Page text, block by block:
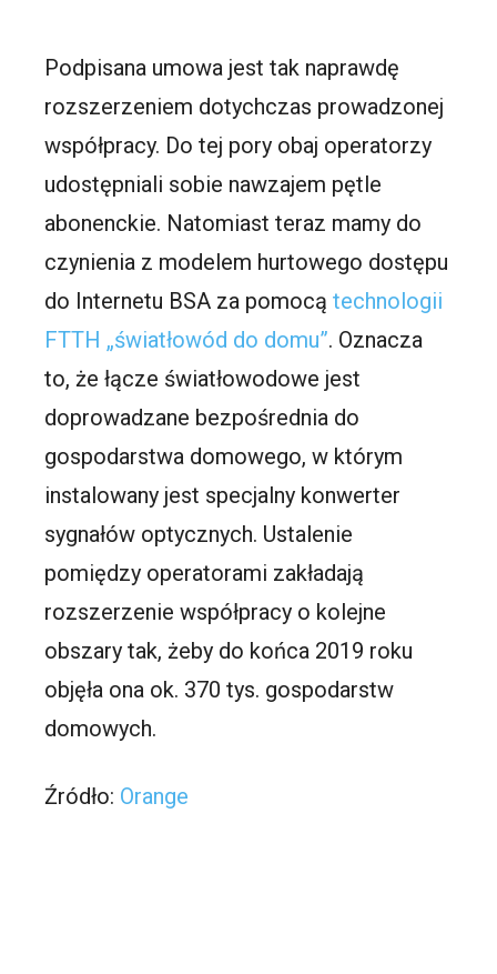
Podpisana umowa jest tak naprawdę
rozszerzeniem dotychczas prowadzonej
współpracy. Do tej pory obaj operatorzy
udostępniali sobie nawzajem pętle
abonenckie. Natomiast teraz mamy do
czynienia z modelem hurtowego dostępu
do Internetu BSA za pomocątechnologii
FTTH „światłowód do domu”. Oznacza
to, że łącze światłowodowe jest
doprowadzane bezpośrednia do
gospodarstwa domowego, w którym
instalowany jest specjalny konwerter
sygnałów optycznych. Ustalenie
pomiędzy operatorami zakładają
rozszerzenie współpracy o kolejne
obszary tak, żeby do końca 2019 roku
objęła ona ok. 370 tys. gospodarstw
domowych.
Źródło: Orange